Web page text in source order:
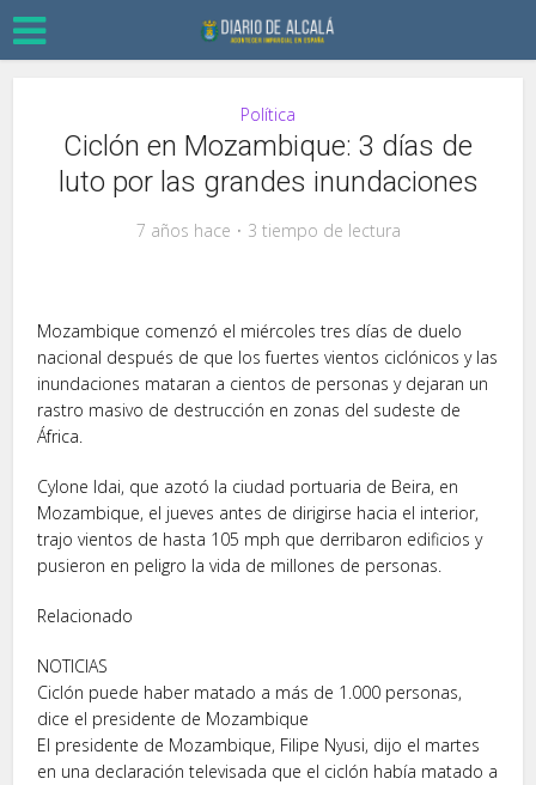
Política
Ciclón en Mozambique: 3 días de
luto por las grandes inundaciones
7 años hace 3 tiempo de lectura
Mozambique comenzó el miércoles tres días de duelo
nacional después de que los fuertes vientos ciclónicos y las
inundaciones mataran a cientos de personas y dejaran un
rastro masivo de destrucción en zonas del sudeste de
África.
Cylone Idai, que azotó la ciudad portuaria de Beira, en
Mozambique, el jueves antes de dirigirse hacia el interior,
trajo vientos de hasta 105 mph que derribaron edificios y
pusieron en peligro la vida de millones de personas.
Relacionado
NOTICIAS
Ciclón puede haber matado a más de 1.000 personas,
dice el presidente de Mozambique
El presidente de Mozambique, Filipe Nyusi, dijo el martes
en una declaración televisada que el ciclón había matado a